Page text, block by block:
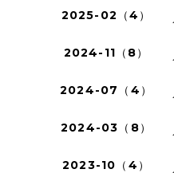
2025-02（4）
2024-11（8）
2024-07（4）
2024-03（8）
2023-10（4）